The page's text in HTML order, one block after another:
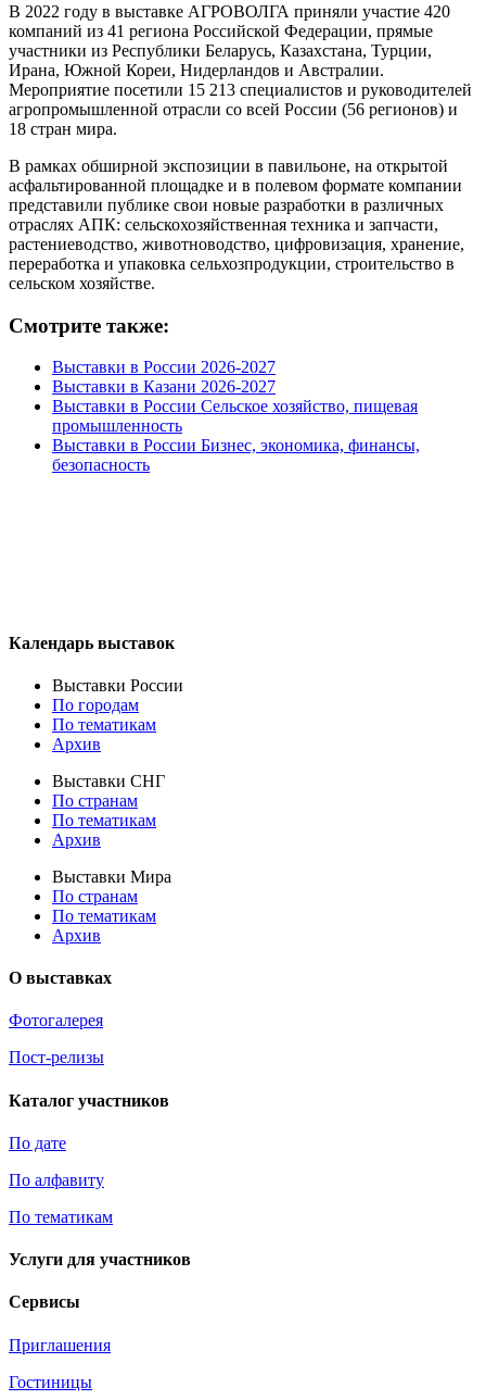
В 2022 году в выставке АГРОВОЛГА приняли участие 420
компаний из 41 региона Российской Федерации, прямые
участники из Республики Беларусь, Казахстана, Турции,
Ирана, Южной Кореи, Нидерландов и Австралии.
Мероприятие посетили 15 213 специалистов и руководителей
агропромышленной отрасли со всей России (56 регионов) и
18 стран мира.
В рамках обширной экспозиции в павильоне, на открытой
асфальтированной площадке и в полевом формате компании
представили публике свои новые разработки в различных
отраслях АПК: сельскохозяйственная техника и запчасти,
растениеводство, животноводство, цифровизация, хранение,
переработка и упаковка сельхозпродукции, строительство в
сельском хозяйстве.
Смотрите также:
Выставки в России 2026-2027
Выставки в Казани 2026-2027
Выставки в России Сельское хозяйство, пищевая
промышленность
Выставки в России Бизнес, экономика, финансы,
безопасность
Календарь выставок
Выставки России
По городам
По тематикам
Архив
Выставки СНГ
По странам
По тематикам
Архив
Выставки Мира
По странам
По тематикам
Архив
О выставках
Фотогалерея
Пост-релизы
Каталог участников
По дате
По алфавиту
По тематикам
Услуги для участников
Сервисы
Приглашения
Гостиницы